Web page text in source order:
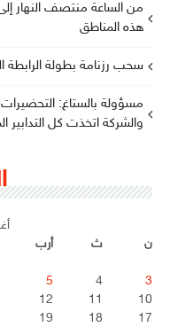
من الساعة منتصف النهار
هذه المناطق
سحب رزنامة بطولة الرابطة
والشركة اتخذت كل التدابير
ن
ث أرب
3
4
5
10
11
12
17
18
19